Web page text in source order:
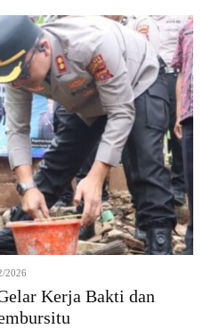
2026
Kerja Bakti dan